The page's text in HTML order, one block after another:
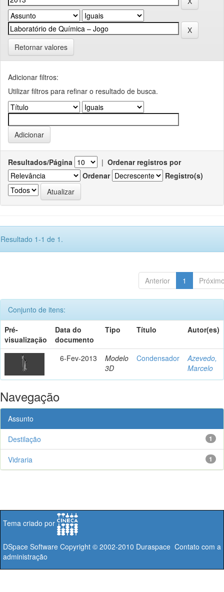
Retornar valores
Adicionar filtros:
Utilizar filtros para refinar o resultado de busca.
Resultados/Página | Ordenar registros por
Ordenar
Registro(s)
Resultado 1-1 de 1.
Anterior 1
Conjunto de itens:
Pré-
visualização
Data do
documento
Tipo Título Autor(es)
6-Fev-2013
Modelo
3D
Condensador
Azevedo,
Marcelo
Navegação
Assunto
1
Destilação
1
Vidraria
Tema criado por
DSpace Software Copyright © 2002-2010 Duraspace Contato com a
administração